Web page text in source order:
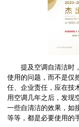
提及空调自清洁时，
使用的问题，而不是仅
任、企业责任，应在技
用空调几年之后，发现
一些自清洁的效果，如
等等，都是必要使用的